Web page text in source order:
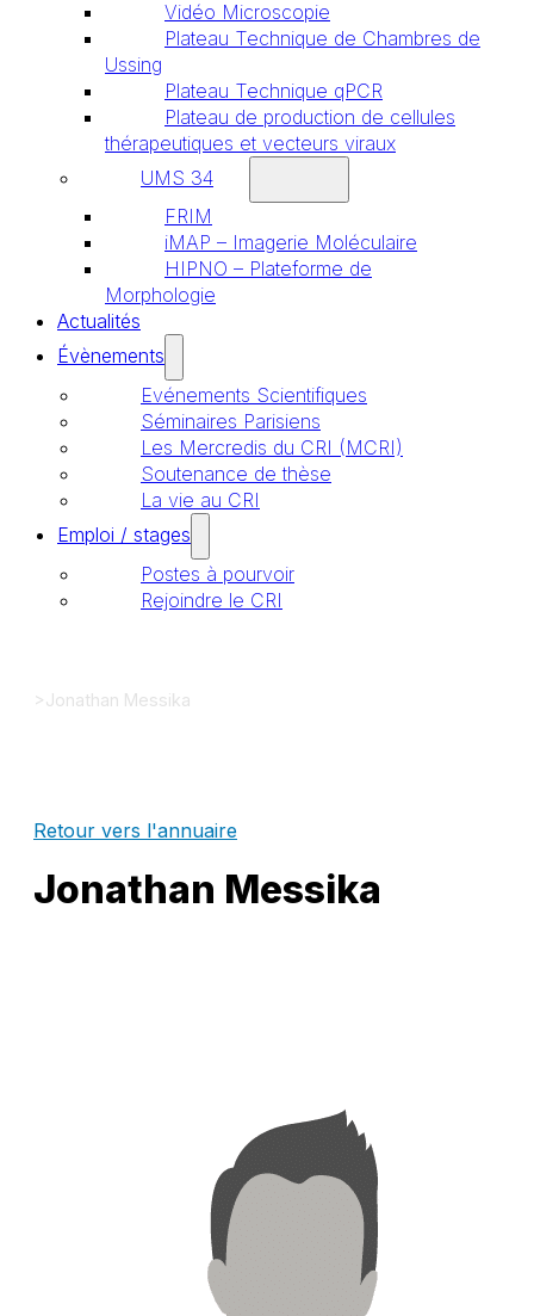
Vidéo Microscopie
Plateau Technique de Chambres de
Ussing
Plateau Technique qPCR
Plateau de production de cellules
thérapeutiques et vecteurs viraux
UMS 34
FRIM
iMAP – Imagerie Moléculaire
HIPNO – Plateforme de
Morphologie
Actualités
Évènements
Evénements Scientifiques
Séminaires Parisiens
Les Mercredis du CRI (MCRI)
Soutenance de thèse
La vie au CRI
Emploi / stages
Postes à pourvoir
Rejoindre le CRI
>Jonathan Messika
Retour vers l'annuaire
Jonathan Messika